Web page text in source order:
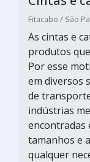
Fitacabo / São
As cintas e
produtos
Por esse
em diversos
de
indústrias
encontradas
tamanhos e
qualquer